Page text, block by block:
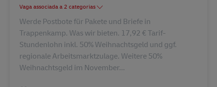
Vaga associada a 2 categorias
Werde Postbote für Pakete und Briefe in
Trappenkamp. Was wir bieten. 17,92 € Tarif-
Stundenlohn inkl. 50% Weihnachtsgeld und ggf.
regionale Arbeitsmarktzulage. Weitere 50%
Weihnachtsgeld im November...